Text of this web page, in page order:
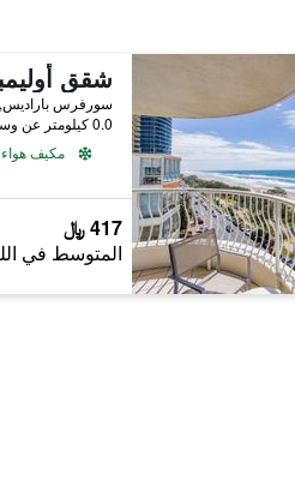
سورفرس باراديس, QLD, أستراليا
0.0 كيلومتر عن وسط المدينة
مكيف هواء
417 ﷼
المتوسط في